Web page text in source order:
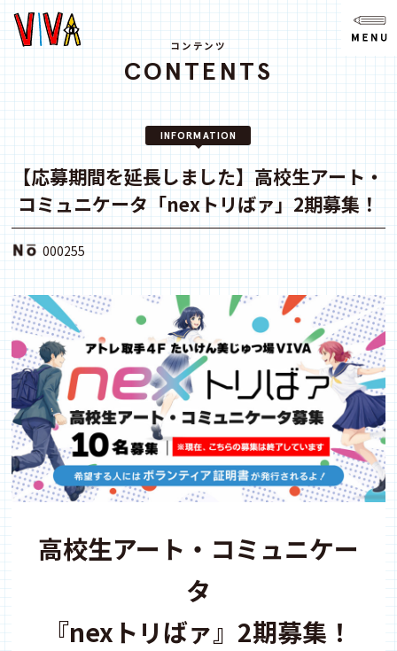
ニュース
ABOUT
SPACE
ACCESS
note
youtube
コンテンツ
CONTENTS
INFORMATION
【応募期間を延長しました】高校生アート・
コミュニケータ「nexトリばァ」2期募集！
000255
高校生アート・コミュニケー
タ
『nexトリばァ』2期募集！